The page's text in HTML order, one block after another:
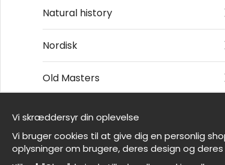
-
Om
Mine
Et harum quidem rerum facilis est et expedita
Natural history
Nordisk
Old Masters
Vi er Wallnest
FAQ
Vi skræddersyr din oplevelse
Vi bruger cookies til at give dig en personlig
oplysninger om brugere, deres design og